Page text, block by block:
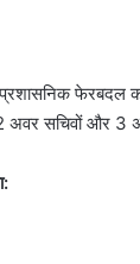
फेरबदल
अवर सचिवों और 3